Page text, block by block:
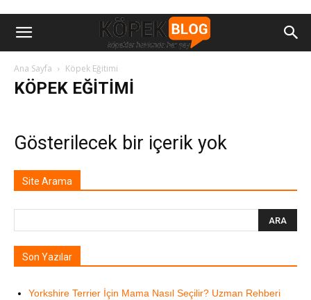
Ana Sayfa Köpek Eğitimi
KÖPEK EĞITIMI
Gösterilecek bir içerik yok
Site Arama
Son Yazılar
Yorkshire Terrier İçin Mama Nasıl Seçilir? Uzman Rehberi